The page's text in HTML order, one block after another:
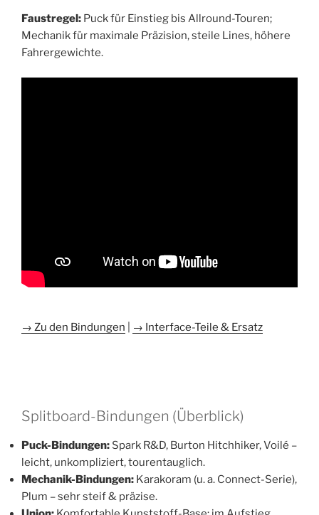
Faustregel: Puck für Einstieg bis Allround-Touren;
Mechanik für maximale Präzision, steile Lines, höhere
Fahrergewichte.
→ Zu den Bindungen → Interface-Teile & Ersatz
Splitboard-Bindungen (Überblick)
Puck-Bindungen: Spark R&D, Burton Hitchhiker, Voilé –
leicht, unkompliziert, tourentauglich.
Mechanik-Bindungen: Karakoram (u. a. Connect-Serie),
Plum – sehr steif & präzise.